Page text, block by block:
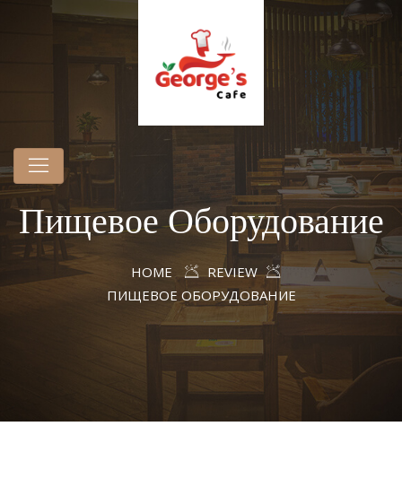
Пищевое Оборудование
HOME
REVIEW
ПИЩЕВОЕ ОБОРУДОВАНИЕ